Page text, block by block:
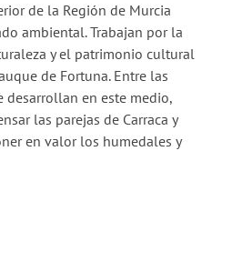
de la Región de Murcia
ambiental. Trabajan por la
y el patrimonio cultural
de Fortuna. Entre las
desarrollan en este medio,
las parejas de Carraca y
en valor los humedales y